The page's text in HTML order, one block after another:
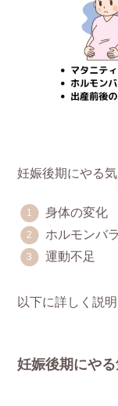
妊娠後期にやる
身体の変化
ホルモンバ
運動不足
以下に詳しく説
妊娠後期にや